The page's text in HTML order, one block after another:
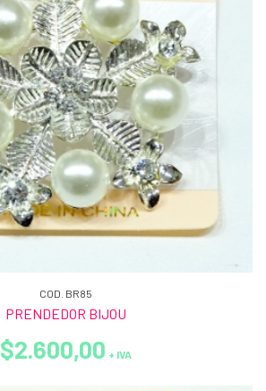
COD. BR85
PRENDEDOR BIJOU
$2.600,00 + IVA